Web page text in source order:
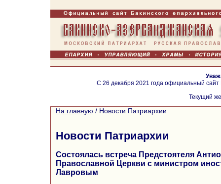
С 26 декабря 2021 года официальный
Текущий
На главную / Новости Патриархии
Новости Патриархии
Состоялась встреча Предстоятеля
Православной Церкви с министром
Лавровым